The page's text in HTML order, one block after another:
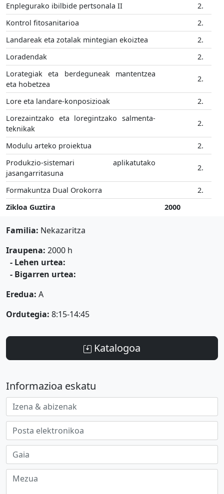
Enplegurako ibilbide pertsonala II
2.
Kontrol fitosanitarioa
2.
Landareak eta zotalak mintegian ekoiztea
2.
Loradendak
2.
Lorategiak eta berdeguneak mantentzea
eta hobetzea
2.
Lore eta landare-konposizioak
2.
Lorezaintzako eta loregintzako salmenta-
teknikak
2.
Modulu arteko proiektua
2.
Produkzio-sistemari aplikatutako
jasangarritasuna
2.
Formakuntza Dual Orokorra
2.
Zikloa Guztira
2000
Familia: Nekazaritza
Iraupena: 2000 h
- Lehen urtea:
- Bigarren urtea:
Eredua: A
Ordutegia: 8:15-14:45
Katalogoa
Informazioa eskatu